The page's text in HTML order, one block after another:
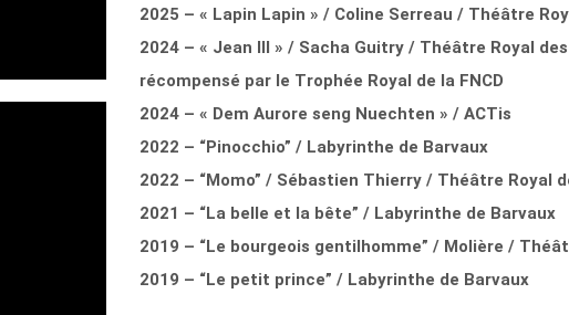
2025 – « Lapin Lapin » / Coline Serreau / Théâtre
2024 – « Jean III » / Sacha Guitry / Théâtre Royal
récompensé par le Trophée Royal de la FNCD
2024 – « Dem Aurore seng Nuechten » / ACTis
2022 – “Pinocchio” / Labyrinthe de Barvaux
2022 – “Momo” / Sébastien Thierry / Théâtre Royal
2021 – “La belle et la bête” / Labyrinthe de Barvaux
2019 – “Le bourgeois gentilhomme” / Molière /
2019 – “Le petit prince” / Labyrinthe de Barvaux